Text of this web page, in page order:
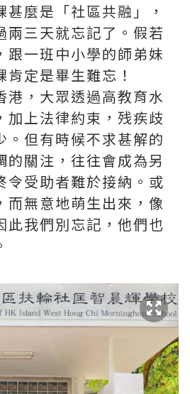
麼是「社區共融」，
兩三天就忘記了。假若
跟一班中小學的師弟妹
定是畢生難忘！
港，大眾透過高教育水
加上法律約束，残疾歧
。但有時候不求甚解的
的關注，往往會成為另
令受助者難於接納。或
而無意地萌生出來，像
此我們別忘記，他們也